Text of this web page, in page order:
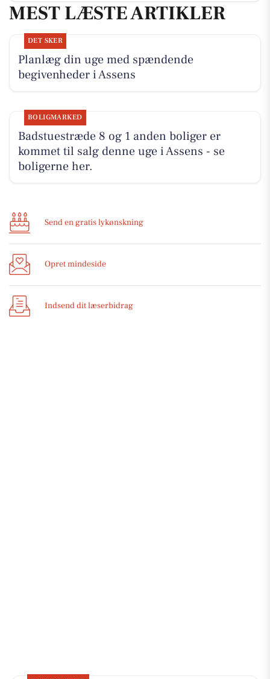
MEST LÆSTE ARTIKLER
DET SKER
Planlæg din uge med spændende
begivenheder i Assens
BOLIGMARKED
Badstuestræde 8 og 1 anden boliger er
kommet til salg denne uge i Assens - se
boligerne her.
Send en gratis lykønskning
Opret mindeside
Indsend dit læserbidrag